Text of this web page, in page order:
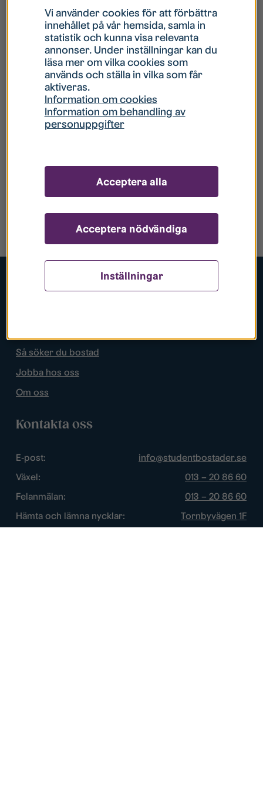
Populära sidor
Så söker du bostad
Jobba hos oss
Om oss
Kontakta oss
E-post:
info@studentbostader.se
Växel:
013 – 20 86 60
Felanmälan:
013 – 20 86 60
Hämta och lämna nycklar:
Tornbyvägen 1F
Vi använder cookies för att förbättra
innehållet på vår hemsida, samla in
statistik och kunna visa relevanta
annonser. Under inställningar kan du
läsa mer om vilka cookies som
används och ställa in vilka som får
aktiveras.
Information om cookies
Information om behandling av
personuppgifter
Inställningar
Acceptera nödvändiga
Acceptera alla